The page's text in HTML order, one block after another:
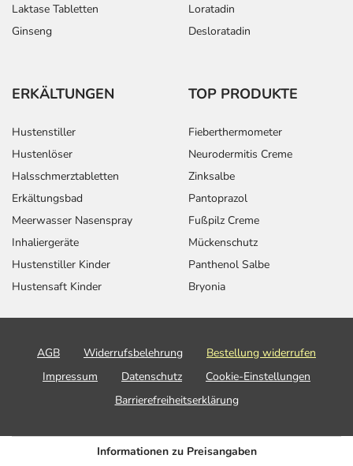
Laktase Tabletten
Ginseng
Loratadin
Desloratadin
ERKÄLTUNGEN
Hustenstiller
Hustenlöser
Halsschmerztabletten
Erkältungsbad
Meerwasser Nasenspray
Inhaliergeräte
Hustenstiller Kinder
Hustensaft Kinder
TOP PRODUKTE
Fieberthermometer
Neurodermitis Creme
Zinksalbe
Pantoprazol
Fußpilz Creme
Mückenschutz
Panthenol Salbe
Bryonia
AGB Widerrufsbelehrung
Bestellung widerrufen
Impressum
Datenschutz
Cookie-Einstellungen
Barrierefreiheitserklärung
Informationen zu Preisangaben